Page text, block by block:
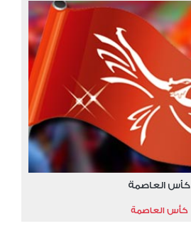
كأس العاصمة
كأس العاصمة